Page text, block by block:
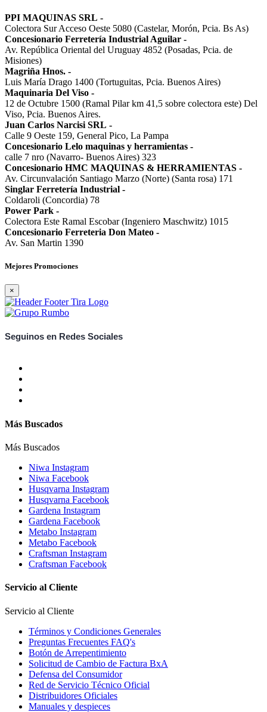
PPI MAQUINAS SRL -
Colectora Sur Acceso Oeste 5080 (Castelar, Morón, Pcia. Bs As)
Concesionario Ferretería Industrial Aguilar -
Av. República Oriental del Uruguay 4852 (Posadas, Pcia. de
Misiones)
Magriña Hnos. -
Luis María Drago 1400 (Tortuguitas, Pcia. Buenos Aires)
Maquinaria Del Viso -
12 de Octubre 1500 (Ramal Pilar km 41,5 sobre colectora este) Del
Viso, Pcia. Buenos Aires.
Juan Carlos Narcisi SRL -
Calle 9 Oeste 159, General Pico, La Pampa
Concesionario Lelo maquinas y herramientas -
calle 7 nro (Navarro- Buenos Aires) 323
Concesionario HMC MAQUINAS & HERRAMIENTAS -
Av. Circunvalación Santiago Marzo (Norte) (Santa rosa) 171
Singlar Ferretería Industrial -
Coldaroli (Concordia) 78
Power Park -
Colectora Este Ramal Escobar (Ingeniero Maschwitz) 1015
Concesionario Ferreteria Don Mateo -
Av. San Martin 1390
Mejores Promociones
×
Seguinos en Redes Sociales
Más Buscados
Más Buscados
Niwa Instagram
Niwa Facebook
Husqvarna Instagram
Husqvarna Facebook
Gardena Instagram
Gardena Facebook
Metabo Instagram
Metabo Facebook
Craftsman Instagram
Craftsman Facebook
Servicio al Cliente
Servicio al Cliente
Términos y Condiciones Generales
Preguntas Frecuentes FAQ's
Botón de Arrepentimiento
Solicitud de Cambio de Factura BxA
Defensa del Consumidor
Red de Servicio Técnico Oficial
Distribuidores Oficiales
Manuales y despieces